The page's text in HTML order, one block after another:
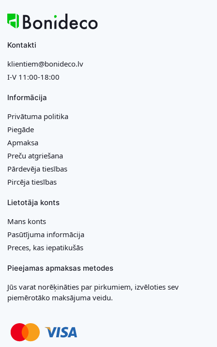
Kontakti
klientiem@bonideco.lv
I-V 11:00-18:00
Informācija
Privātuma politika
Piegāde
Apmaksa
Preču atgriešana
Pārdevēja tiesības
Pircēja tiesības
Lietotāja konts
Mans konts
Pasūtījuma informācija
Preces, kas iepatikušās
Pieejamas apmaksas metodes
Jūs varat norēķināties par pirkumiem, izvēloties sev
piemērotāko maksājuma veidu.